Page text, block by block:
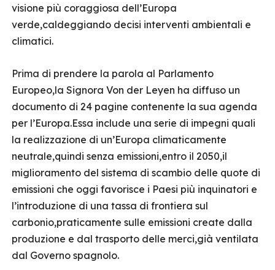
visione più coraggiosa dell’Europa
verde,caldeggiando decisi interventi ambientali e
climatici.
Prima di prendere la parola al Parlamento
Europeo,la Signora Von der Leyen ha diffuso un
documento di 24 pagine contenente la sua agenda
per l’Europa.Essa include una serie di impegni quali
la realizzazione di un’Europa climaticamente
neutrale,quindi senza emissioni,entro il 2050,il
miglioramento del sistema di scambio delle quote di
emissioni che oggi favorisce i Paesi più inquinatori e
l’introduzione di una tassa di frontiera sul
carbonio,praticamente sulle emissioni create dalla
produzione e dal trasporto delle merci,già ventilata
dal Governo spagnolo.